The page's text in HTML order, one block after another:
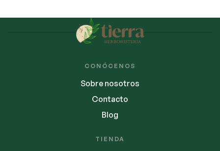
CONÓCENOS
Sobre nosotros
Contacto
Blog
TIENDA